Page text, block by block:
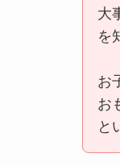
大
を
お
お
と